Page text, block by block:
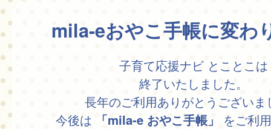
mila-eおやこ手帳に変わ
子育て応援ナビ とことこは
終了いたしました。
長年のご利用ありがとうございま
今後は
「mila-e おやこ手帳」 をご利